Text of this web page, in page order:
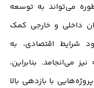
می‌تواند به توسعه
داخلی و خارجی کمک
شرایط اقتصادی، به
می‌انجامد. بنابراین،
با بازدهی بالا